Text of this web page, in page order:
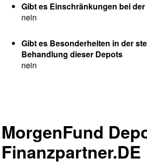
Gibt es Einschränkungen bei
nein
Gibt es Besonderheiten in der
Behandlung dieser Depots
nein
MorgenFund
Finanzpartner.DE